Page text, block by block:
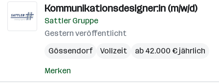
Kommunikationsdesigner:in (m/w/d)
Sattler Gruppe
Gestern veröffentlicht
Gössendorf
Vollzeit ab 42.000 € jährlich
Merken